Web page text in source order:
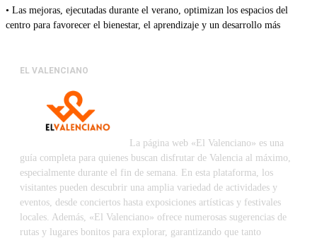
• Las mejoras, ejecutadas durante el verano, optimizan los espacios del
centro para favorecer el bienestar, el aprendizaje y un desarrollo más
EL VALENCIANO
La página web «El Valenciano» es una
guía completa para quienes buscan disfrutar de Valencia al máximo,
especialmente durante el fin de semana. En esta plataforma, los
visitantes pueden descubrir una amplia variedad de actividades y
eventos, desde conciertos hasta exposiciones artísticas y festivales
locales. Además, «El Valenciano» ofrece numerosas sugerencias de
rutas y lugares bonitos para explorar, garantizando que tanto